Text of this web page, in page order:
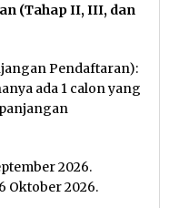
(Tahap II, III, dan
Pendaftaran):
ada 1 calon yang
2026.
Oktober 2026.